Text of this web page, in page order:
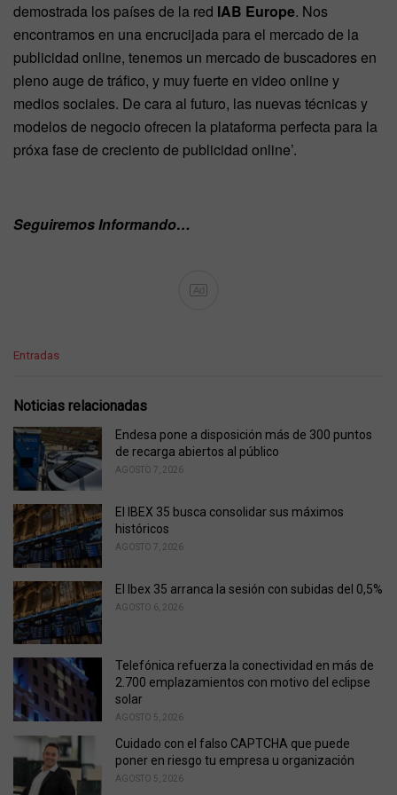
demostrada los países de la red IAB Europe. Nos
encontramos en una encrucijada para el mercado de la
publicidad online, tenemos un mercado de buscadores en
pleno auge de tráfico, y muy fuerte en video online y
medios sociales. De cara al futuro, las nuevas técnicas y
modelos de negocio ofrecen la plataforma perfecta para la
próxa fase de creciento de publicidad online’.
Seguiremos Informando…
Ad
C
e
o
r
i
:
Entradas
Noticias relacionadas
Endesa pone a disposición más de 300 puntos
de recarga abiertos al público
AGOSTO 7, 2026
El IBEX 35 busca consolidar sus máximos
históricos
AGOSTO 7, 2026
El Ibex 35 arranca la sesión con subidas del 0,5%
AGOSTO 6, 2026
Telefónica refuerza la conectividad en más de
2.700 emplazamientos con motivo del eclipse
solar
AGOSTO 5, 2026
Cuidado con el falso CAPTCHA que puede
poner en riesgo tu empresa u organización
AGOSTO 5, 2026